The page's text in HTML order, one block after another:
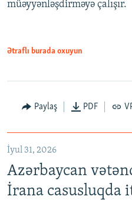
müəyyənləşdirməyə çalışır.
Ətraflı burada oxuyun
Paylaş PDF
İyul 31, 2026
Azərbaycan
İrana casusluqda